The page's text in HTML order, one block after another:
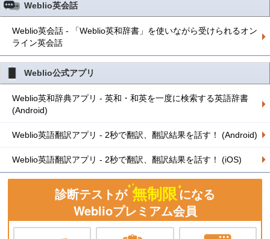
Weblio英会話
Weblio英会話 - 「Weblio英和辞書」を使いながら受けられるオン
ライン英会話
Weblio公式アプリ
Weblio英和辞典アプリ - 英和・和英を一度に検索する英語辞書
(Android)
Weblio英語翻訳アプリ - 2秒で翻訳、翻訳結果を話す！ (Android)
Weblio英語翻訳アプリ - 2秒で翻訳、翻訳結果を話す！ (iOS)
診断テストが 無制限になる
Weblioプレミアム会員